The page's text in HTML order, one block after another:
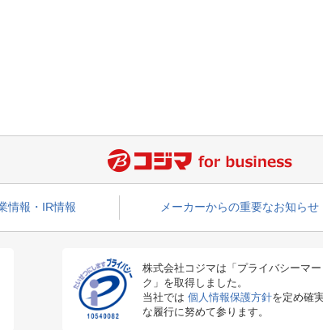
情報・IR情報 メーカーからの重要なお知らせ
株式会社コジマは「プライバシーマー
ク」を取得しました。
当社では 個人情報保護方針を定め確
な履行に努めて参ります。